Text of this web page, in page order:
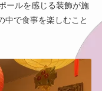
ールを感じる装飾が施
中で食事を楽しむこと